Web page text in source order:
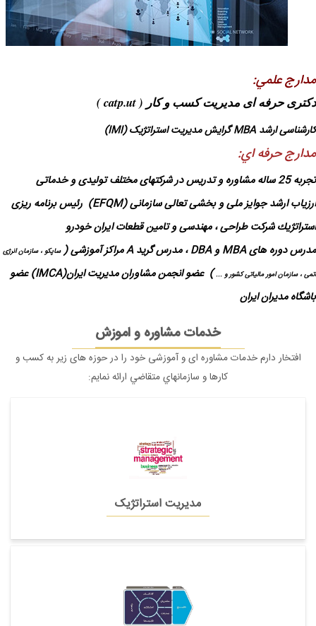
مدارج علمي:‌
دكتری حرفه ای مديريت كسب و كار ( catp.ut )
كارشناسی ارشد MBA گرايش مديريت استراتژيک (‌IMI)
مدارج حرفه اي:
تجربه 25 ساله مشاوره و تدریس در شرکتهای مختلف تولیدی و خدماتی
ارزياب ارشد جوايز ملی و بخشی تعالی سازمانی (EFQM)
رئيس برنامه ريزی
استراتژيك شركتطراحی ، مهندسی و تامين قطعات ايران خودرو
مدرس دوره های MBA و DBA ،
مدرس گرید A مراکز آموزشی ( ساپکو ، سازمان انرژی
اتمی ، سازمان امور مالیاتی کشور و ...) عضو انجمن مشاوران مدیریت ایران(IMCA)
عضو
باشگاه مدیران ایران
خدمات مشاوره و اموزش
افتخار دارم خدمات مشاوره ای و آموزشی خود را در حوزه های زير به كسب و
كارها و سازمانهاي متقاضي ارائه نمايم:
مدیریت استراتژیک